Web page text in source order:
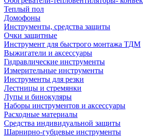
Теплый пол
Домофоны
Инструменты, средства защиты
Очки защитные
Инструмент для быстрого монтажа ТДМ
Выжигатели и аксессуары
Гидравлические инструменты
Измерительные инструменты
Инструменты для резки
Лестницы и стремянки
Лупы и бинокуляры
Наборы инструментов и аксессуары
Расходные материалы
Средства индивидуальной защиты
Шарнирно-губцевые инструменты